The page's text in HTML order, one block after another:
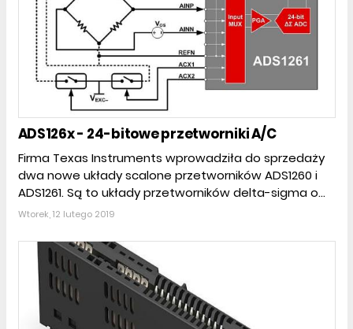
ADS126x - 24-bitowe przetworniki A/C
Firma Texas Instruments wprowadziła do sprzedaży
dwa nowe układy scalone przetworników ADS1260 i
ADS1261. Są to układy przetworników delta-sigma o...
Wtorek, 12 lutego 2019